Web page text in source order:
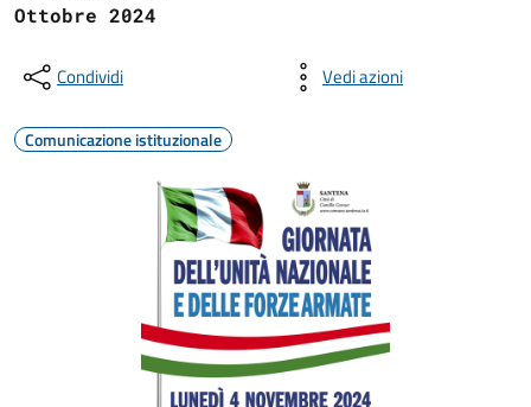
Ottobre 2024
Condividi Vedi azioni
Comunicazione istituzionale